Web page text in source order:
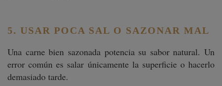
5. USAR POCA SAL O SAZONAR MAL
Una carne bien sazonada potencia su sabor natural. Un
error común es salar únicamente la superficie o hacerlo
demasiado tarde.